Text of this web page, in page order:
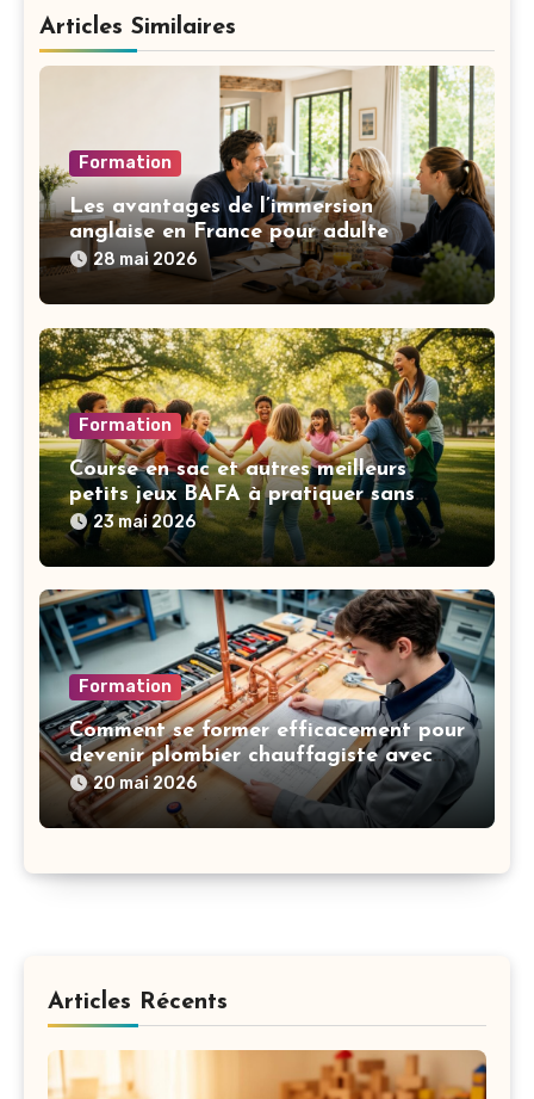
Articles Similaires
Formation
Les avantages de l’immersion
anglaise en France pour adulte
28 mai 2026
Formation
Course en sac et autres meilleurs
petits jeux BAFA à pratiquer sans
matériel selon vos objectifs
23 mai 2026
Formation
Comment se former efficacement pour
devenir plombier chauffagiste avec
des cours intensifs
20 mai 2026
Articles Récents